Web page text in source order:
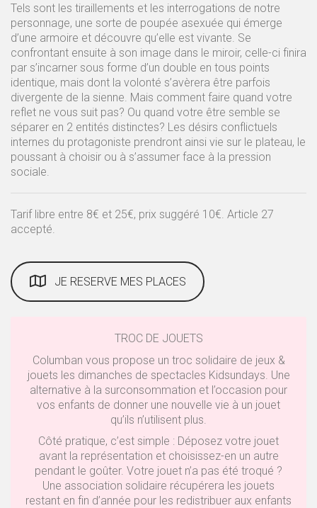
Tels sont les tiraillements et les interrogations de notre
personnage, une sorte de poupée asexuée qui émerge
d’une armoire et découvre qu’elle est vivante. Se
confrontant ensuite à son image dans le miroir, celle-ci finira
par s’incarner sous forme d’un double en tous points
identique, mais dont la volonté s’avèrera être parfois
divergente de la sienne. Mais comment faire quand votre
reflet ne vous suit pas? Ou quand votre être semble se
séparer en 2 entités distinctes? Les désirs conflictuels
internes du protagoniste prendront ainsi vie sur le plateau, le
poussant à choisir ou à s’assumer face à la pression
sociale.
Tarif libre entre 8€ et 25€, prix suggéré 10€. Article 27
accepté.
JE RESERVE MES PLACES
TROC DE JOUETS
Columban vous propose un troc solidaire de jeux &
jouets les dimanches de spectacles Kidsundays. Une
alternative à la surconsommation et l’occasion pour
vos enfants de donner une nouvelle vie à un jouet
qu’ils n’utilisent plus.
Côté pratique, c’est simple : Déposez votre jouet
avant la représentation et choisissez-en un autre
pendant le goûter. Votre jouet n’a pas été troqué ?
Une association solidaire récupérera les jouets
restant en fin d’année pour les redistribuer aux enfants